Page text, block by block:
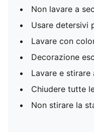
Non lavare a
Usare detersivi
Lavare con
Decorazione
Lavare e stirare
Chiudere tutte
Non stirare la